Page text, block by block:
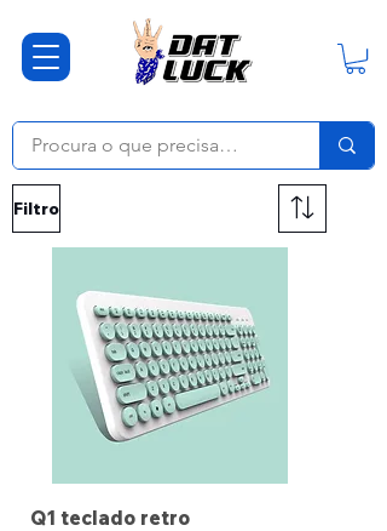
Filtro
Q1 teclado retro